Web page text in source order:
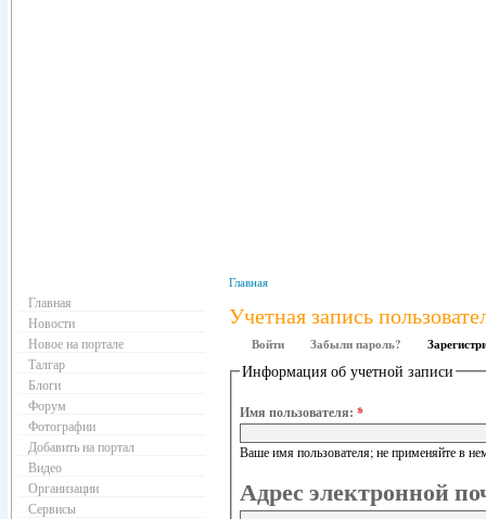
Главная
Учетная запись
Войти Забыли пароль?
Информация об учетной записи
Имя пользователя: *
Ваше имя пользователя; не применяйте в
Адрес электронной
Главная
Новости
Новое на портале
Талгар
Блоги
Форум
Фотографии
Добавить на портал
Видео
Организации
Сервисы